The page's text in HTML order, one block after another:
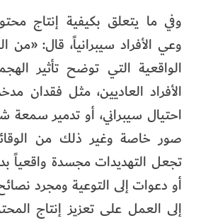
وفي ما يتعلق بكيفية إنتاج
وعي الأفراد سيبرانياً، قال:
الواقعية التي توضح تأثير
الأفراد العاديين، مثل فقدان
احتيال سيبراني، أو تدمير
صور خاصة وغير ذلك من
تجعل التهديدات مجسدة واقعياً
أو دعوات إلى التوعية ومجرد
إلى العمل على تعزيز إنتاج